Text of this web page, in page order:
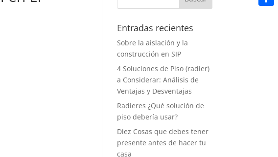
Entradas recientes
Sobre la aislación y la
construcción en SIP
4 Soluciones de Piso (radier)
a Considerar: Análisis de
Ventajas y Desventajas
Radieres ¿Qué solución de
piso debería usar?
Diez Cosas que debes tener
presente antes de hacer tu
casa